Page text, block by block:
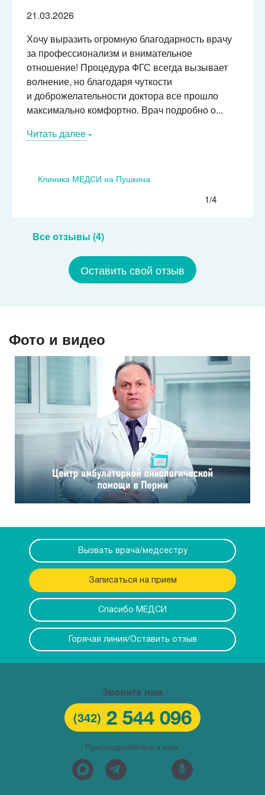
Клиника МЕДСИ на Пушкина
21.03.2026
Хочу выразить огромную благодарность врачу
за профессионализм и внимательное
отношение! Процедура ФГС всегда вызывает
волнение, но благодаря чуткости
и доброжелательности доктора все прошло
максимально комфортно. Врач подробно о...
Читать далее
1/4
Все отзывы (4)
Оставить свой отзыв
Фото и видео
Вызвать врача/медсестру
Записаться на прием
Спасибо МЕДСИ
Горячая линия/Оставить отзыв
Звоните нам
(342) 2 544 096
Присоединяйтесь к нам: